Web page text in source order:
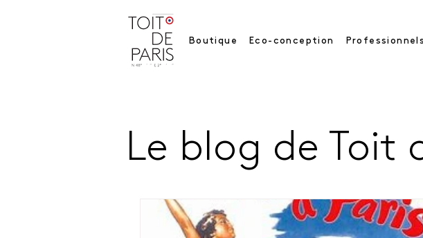
Boutique Eco-conception Professionnels
Tous les posts Toit des Paris et Arts Paris
Le blog de Toit